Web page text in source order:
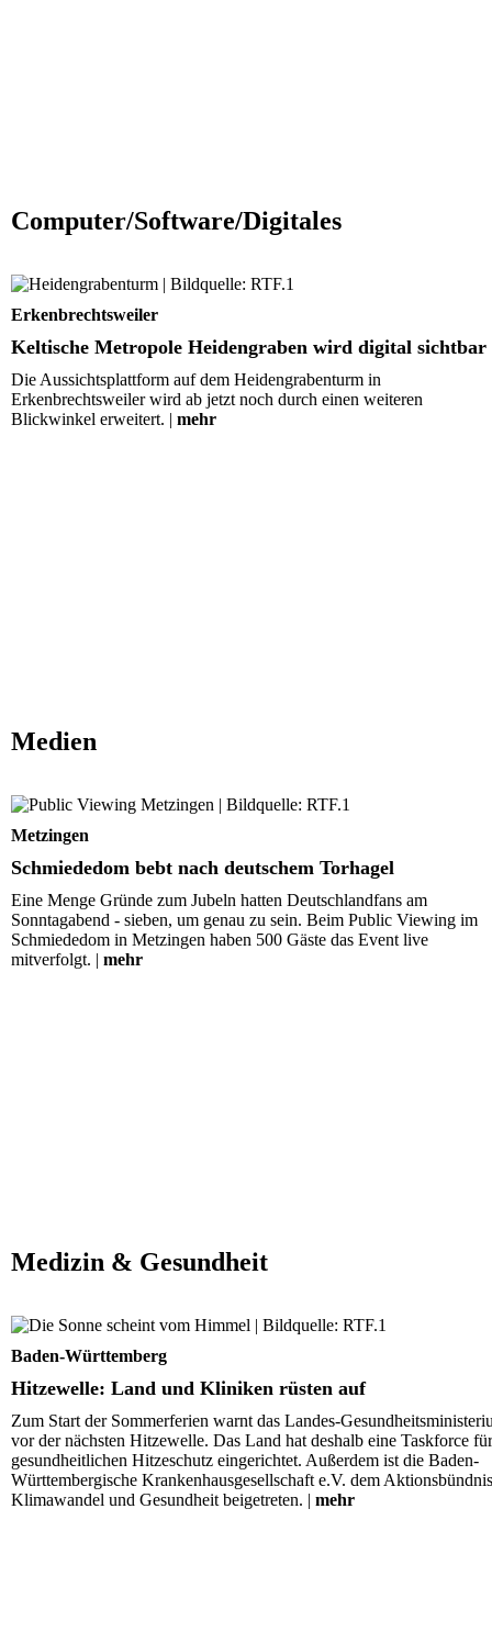
Computer/Software/Digitales
Keltische Metropole Heidengraben wird digital sichtbar
Erkenbrechtsweiler
Keltische Metropole Heidengraben wird digital sichtbar
Die Aussichtsplattform auf dem Heidengrabenturm in
Erkenbrechtsweiler wird ab jetzt noch durch einen weiteren
Blickwinkel erweitert. | mehr
Medien
Schmiededom bebt nach deutschem Torhagel
Metzingen
Schmiededom bebt nach deutschem Torhagel
Eine Menge Gründe zum Jubeln hatten Deutschlandfans am
Sonntagabend - sieben, um genau zu sein. Beim Public Viewing im
Schmiededom in Metzingen haben 500 Gäste das Event live
mitverfolgt. | mehr
Medizin & Gesundheit
Hitzewelle: Land und Kliniken rüsten auf
Baden-Württemberg
Hitzewelle: Land und Kliniken rüsten auf
Zum Start der Sommerferien warnt das Landes-
vor der nächsten Hitzewelle. Das Land hat deshalb eine Taskforce für
gesundheitlichen Hitzeschutz eingerichtet. Außerdem ist die Baden-
Württembergische Krankenhausgesellschaft e.V. dem Aktionsbündnis
Klimawandel und Gesundheit beigetreten. | mehr